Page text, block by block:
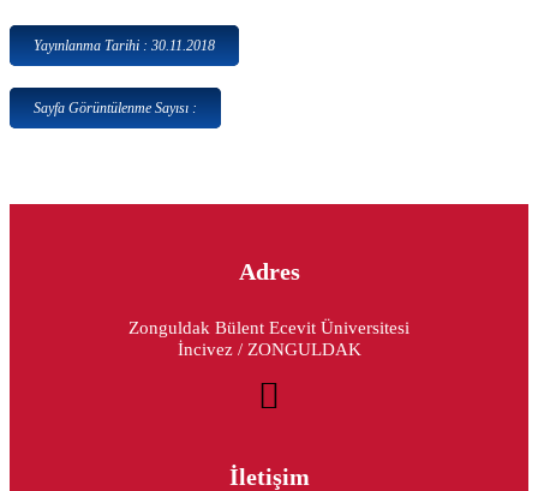
Yayınlanma Tarihi : 30.11.2018
Sayfa Görüntülenme Sayısı :
Adres
Zonguldak Bülent Ecevit Üniversitesi
İncivez / ZONGULDAK
İletişim